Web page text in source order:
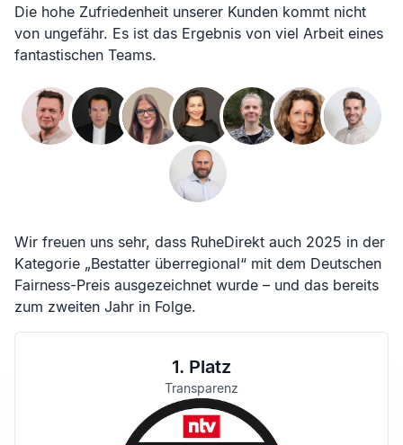
Die hohe Zufriedenheit unserer Kunden kommt nicht
von ungefähr. Es ist das Ergebnis von viel Arbeit eines
fantastischen Teams.
Wir freuen uns sehr, dass RuheDirekt auch 2025 in der
Kategorie „Bestatter überregional“ mit dem Deutschen
Fairness-Preis ausgezeichnet wurde – und das bereits
zum zweiten Jahr in Folge.
1. Platz
Transparenz